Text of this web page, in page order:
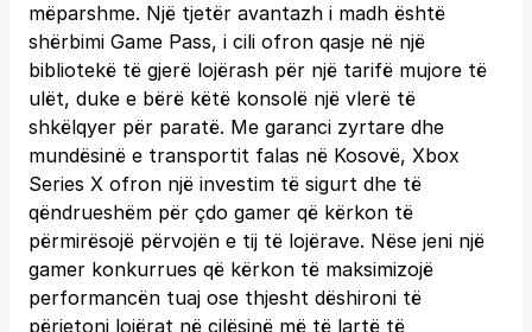
mëparshme. Një tjetër avantazh i madh është
shërbimi Game Pass, i cili ofron qasje në një
bibliotekë të gjerë lojërash për një tarifë mujore të
ulët, duke e bërë këtë konsolë një vlerë të
shkëlqyer për paratë. Me garanci zyrtare dhe
mundësinë e transportit falas në Kosovë, Xbox
Series X ofron një investim të sigurt dhe të
qëndrueshëm për çdo gamer që kërkon të
përmirësojë përvojën e tij të lojërave. Nëse jeni një
gamer konkurrues që kërkon të maksimizojë
performancën tuaj ose thjesht dëshironi të
përjetoni lojërat në cilësinë më të lartë të